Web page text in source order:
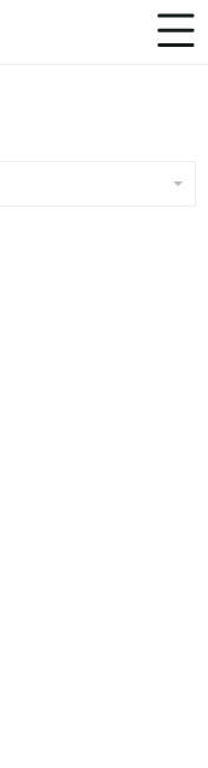
Toggle Menu